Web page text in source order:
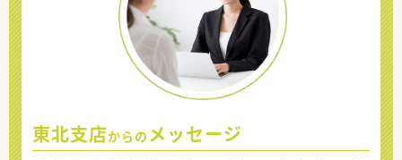
東北支店からの メッセージ